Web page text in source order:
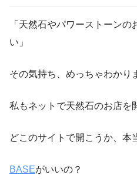
「天然石やパワーストーン
い」
その気持ち、めっちゃわかり
私もネットで天然石のお店を
どこのサイトで開こうか、本
BASEがいいの？